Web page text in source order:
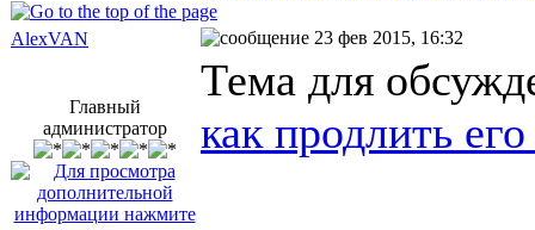
AlexVAN 23 фев 2015, 16:32
Главный
администратор
Тема для
как продлить